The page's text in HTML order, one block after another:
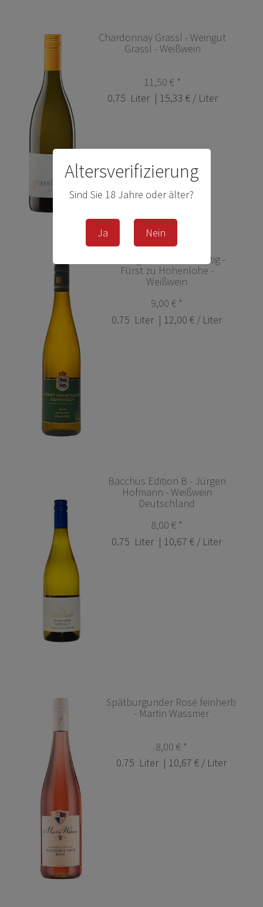
Altersverifizierung
Sind Sie 18 Jahre oder älter?
Ja Nein
Chardonnay Grassl - Weingut
Grassl - Weißwein
11,50 € *
0.75 Liter | 15,33 € / Liter
Riesling Gutswein fruchtig -
Fürst zu Hohenlohe -
Weißwein
9,00 € *
0.75 Liter | 12,00 € / Liter
Bacchus Edition B - Jürgen
Hofmann - Weißwein
Deutschland
8,00 € *
0.75 Liter | 10,67 € / Liter
Spätburgunder Rosé feinherb
- Martin Wassmer
8,00 € *
0.75 Liter | 10,67 € / Liter